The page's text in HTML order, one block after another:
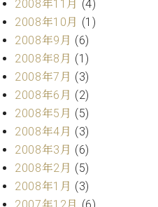
2008年11月 (4)
2008年10月 (1)
2008年9月 (6)
2008年8月 (1)
2008年7月 (3)
2008年6月 (2)
2008年5月 (5)
2008年4月 (3)
2008年3月 (6)
2008年2月 (5)
2008年1月 (3)